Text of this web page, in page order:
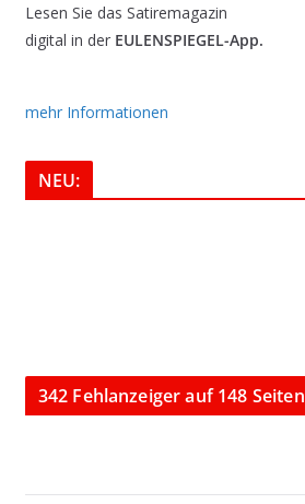
Lesen Sie das Satiremagazin
digital in der EULENSPIEGEL-App.
mehr Informationen
NEU:
342 Fehlanzeiger auf 148 Seiten